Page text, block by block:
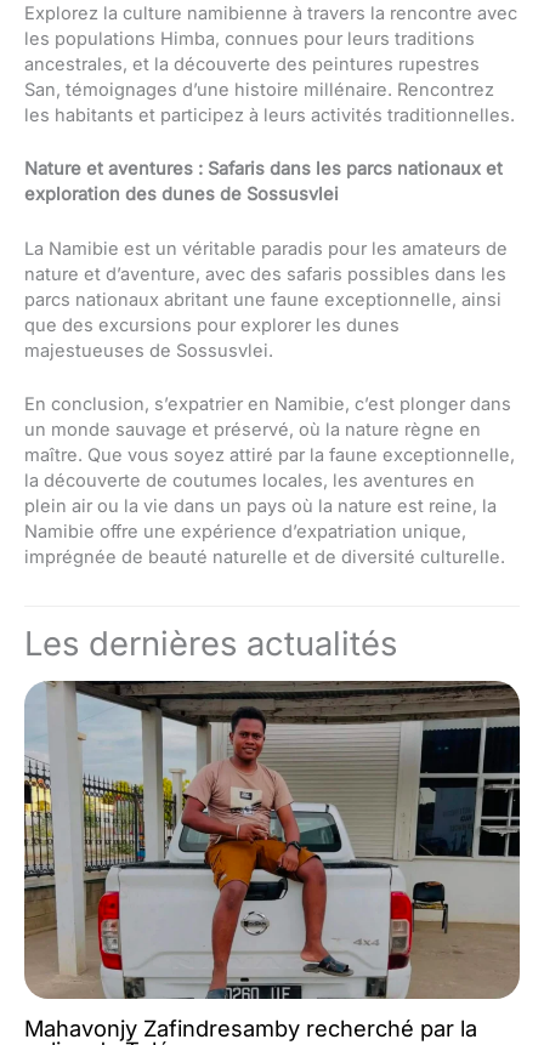
Explorez la culture namibienne à travers la rencontre avec
les populations Himba, connues pour leurs traditions
ancestrales, et la découverte des peintures rupestres
San, témoignages d’une histoire millénaire. Rencontrez
les habitants et participez à leurs activités traditionnelles.
Nature et aventures : Safaris dans les parcs nationaux et
exploration des dunes de Sossusvlei
La Namibie est un véritable paradis pour les amateurs de
nature et d’aventure, avec des safaris possibles dans les
parcs nationaux abritant une faune exceptionnelle, ainsi
que des excursions pour explorer les dunes
majestueuses de Sossusvlei.
En conclusion, s’expatrier en Namibie, c’est plonger dans
un monde sauvage et préservé, où la nature règne en
maître. Que vous soyez attiré par la faune exceptionnelle,
la découverte de coutumes locales, les aventures en
plein air ou la vie dans un pays où la nature est reine, la
Namibie offre une expérience d’expatriation unique,
imprégnée de beauté naturelle et de diversité culturelle.
Les dernières actualités
Mahavonjy Zafindresamby recherché par la